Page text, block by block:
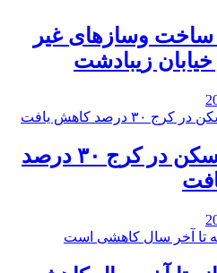
ساخت وسازهای غیر
زیبادشت
️قیمت مسکن در کرج ۳۰ درصد